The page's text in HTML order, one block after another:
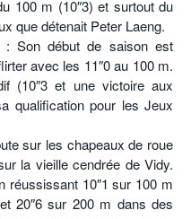
100 m (10″3) et surtout du
que détenait Peter Laeng.
Son début de saison est
avec les 11″0 au 100 m.
(10″3 et une victoire aux
qualification pour les Jeux
sur les chapeaux de roue
la vieille cendrée de Vidy.
réussissant 10″1 sur 100 m
20″6 sur 200 m dans des